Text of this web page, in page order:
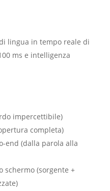
lingua in tempo reale di
ms e intelligenza
impercettibile)
completa)
end (dalla parola alla
schermo (sorgente +